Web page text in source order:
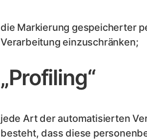
die Markierung gespeicherter
Verarbeitung einzuschränken;
„Profiling“
jede Art der automatisierten
besteht, dass diese